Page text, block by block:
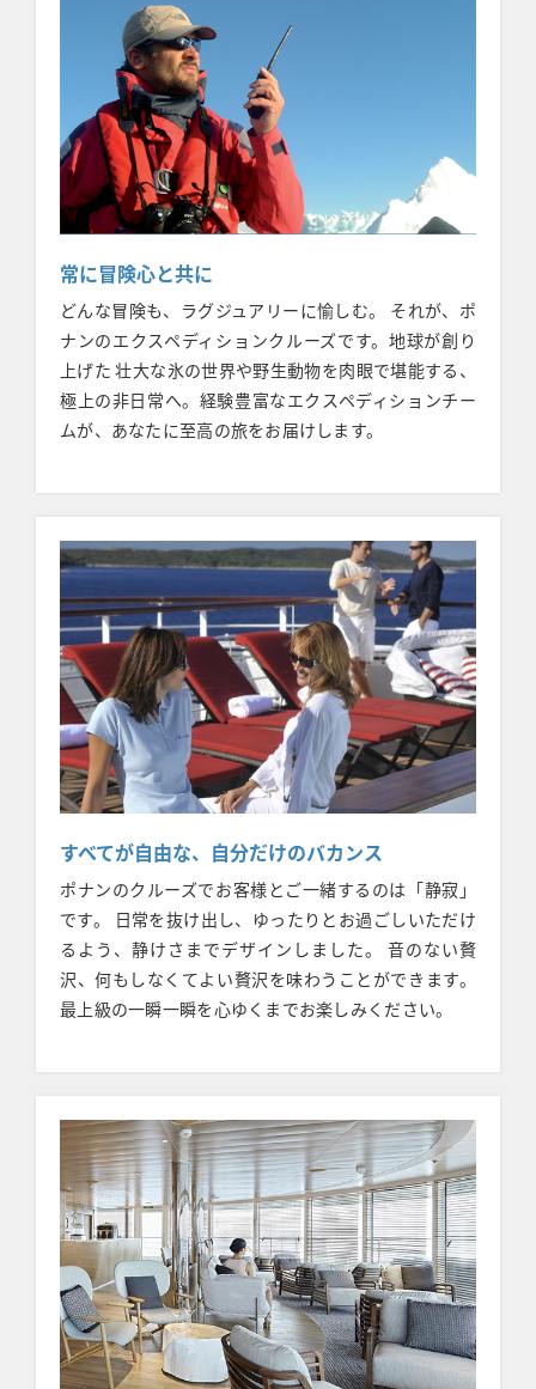
常に冒険心と共に
どんな冒険も、ラグジュアリーに愉しむ。 それが、ポ
ナンのエクスペディションクルーズです。地球が創り
上げた 壮大な氷の世界や野生動物を肉眼で堪能する、
極上の非日常へ。経験豊富なエクスペディションチー
ムが、あなたに至高の旅をお届けします。
すべてが自由な、自分だけのバカンス
ポナンのクルーズでお客様とご一緒するのは「静寂」
です。 日常を抜け出し、ゆったりとお過ごしいただけ
るよう、静けさまでデザインしました。 音のない贅
沢、何もしなくてよい贅沢を味わうことができます。
最上級の一瞬一瞬を心ゆくまでお楽しみください。